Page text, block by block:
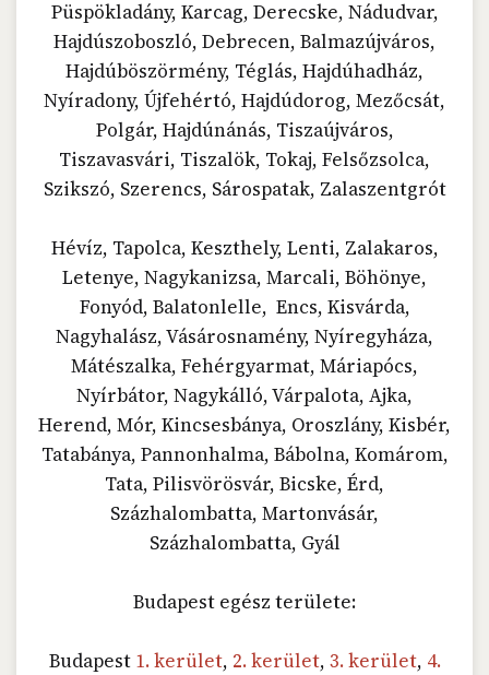
Püspökladány, Karcag, Derecske, Nádudvar,
Hajdúszoboszló, Debrecen, Balmazújváros,
Hajdúböszörmény, Téglás, Hajdúhadház,
Nyíradony, Újfehértó, Hajdúdorog, Mezőcsát,
Polgár, Hajdúnánás, Tiszaújváros,
Tiszavasvári, Tiszalök, Tokaj, Felsőzsolca,
Szikszó, Szerencs, Sárospatak, Zalaszentgrót
Hévíz, Tapolca, Keszthely, Lenti, Zalakaros,
Letenye, Nagykanizsa, Marcali, Böhönye,
Fonyód, Balatonlelle, Encs, Kisvárda,
Nagyhalász, Vásárosnamény, Nyíregyháza,
Mátészalka, Fehérgyarmat, Máriapócs,
Nyírbátor, Nagykálló, Várpalota, Ajka,
Herend, Mór, Kincsesbánya, Oroszlány, Kisbér,
Tatabánya, Pannonhalma, Bábolna, Komárom,
Tata, Pilisvörösvár, Bicske, Érd,
Százhalombatta, Martonvásár,
Százhalombatta, Gyál
Budapest egész területe:
Budapest 1. kerület, 2. kerület, 3. kerület, 4.